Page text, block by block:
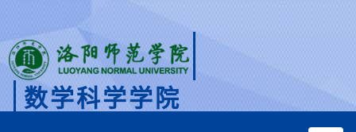
数学科学学院